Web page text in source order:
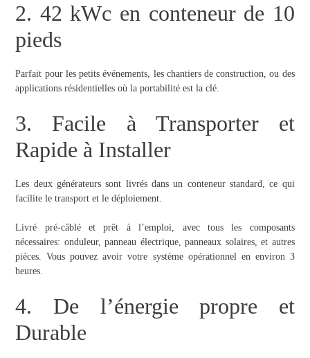
2. 42 kWc en conteneur de 10
pieds
Parfait pour les petits événements, les chantiers de construction, ou des
applications résidentielles où la portabilité est la clé.
3. Facile à Transporter et
Rapide à Installer
Les deux générateurs sont livrés dans un conteneur standard, ce qui
facilite le transport et le déploiement.
Livré pré-câblé et prêt à l’emploi, avec tous les composants
nécessaires: onduleur, panneau électrique, panneaux solaires, et autres
pièces. Vous pouvez avoir votre système opérationnel en environ 3
heures.
4. De l’énergie propre et
Durable